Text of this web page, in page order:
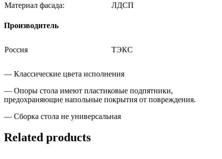
Материал фасада:
ЛДСП
Производитель
Россия ТЭКС
— Классические цвета исполнения
— Опоры стола имеют пластиковые подпятники,
предохраняющие напольные покрытия от повреждения.
— Сборка стола не универсальная
Related products